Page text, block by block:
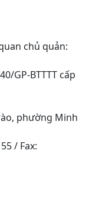
chủ quản:
GP-BTTTT cấp
phường Minh
/ Fax: